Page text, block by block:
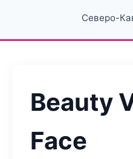
Северо-
Beauty
Face